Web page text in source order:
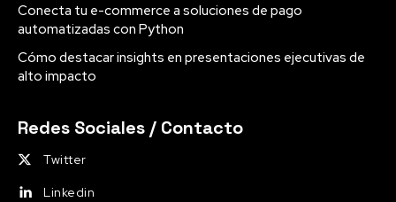
Conecta tu e-commerce a soluciones de pago
automatizadas con Python
Cómo destacar insights en presentaciones ejecutivas de
alto impacto
Redes Sociales / Contacto
Twitter
Linkedin